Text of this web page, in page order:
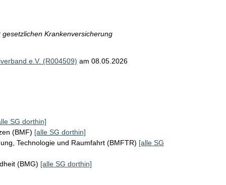
Krankenversicherung
e.V. (R004509) am 08.05.2026
SG dorthin]
(BMF) [alle SG dorthin]
Technologie und Raumfahrt (BMFTR) [alle SG
(BMG) [alle SG dorthin]